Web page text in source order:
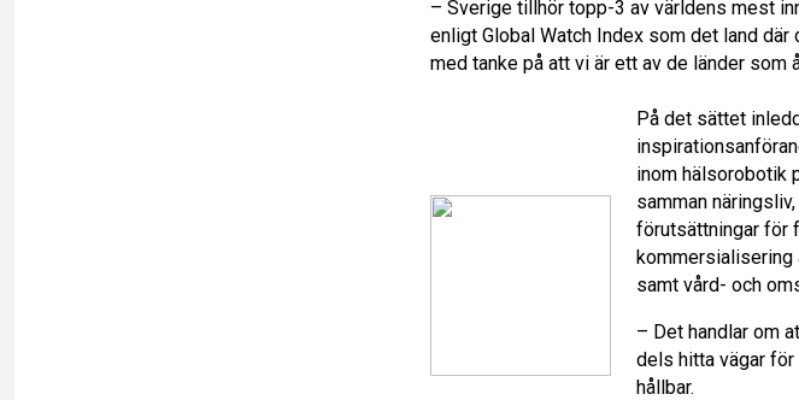
– Sverige tillhör topp-3 av världens mest
enligt Global Watch Index som det land
med tanke på att vi är ett av de länder som
På det sättet
inom hälsorobotik
samman
förutsättningar för
kommersialisering
samt vård- och
– Det handlar om
dels hitta vägar
hållbar.